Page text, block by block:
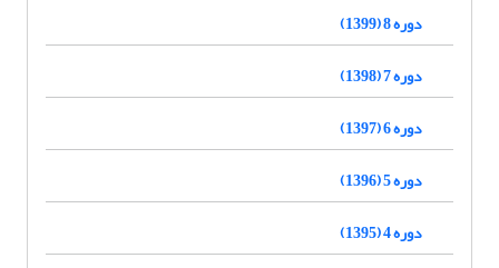
دوره 8 (1399)
دوره 7 (1398)
دوره 6 (1397)
دوره 5 (1396)
دوره 4 (1395)